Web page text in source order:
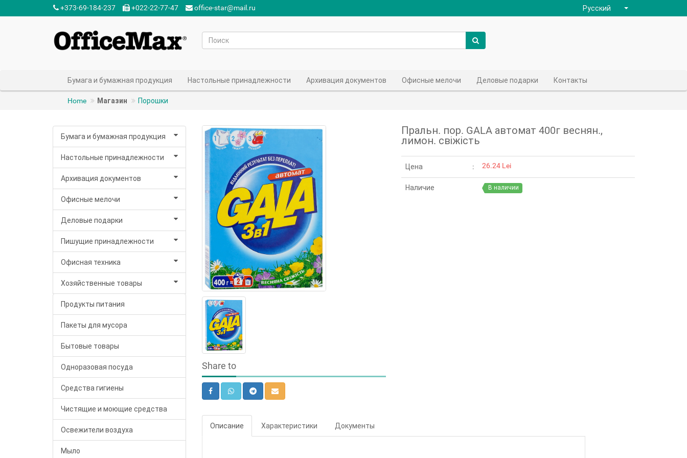
+373-69-184-237‬ +022-22-77-47‬ office-star@mail.ru Русский
Бумага и бумажная продукция Настольные принадлежности Архивация документов Офисные мелочи Деловые подарки Контакты
Home Магазин Порошки
Бумага и бумажная продукция
Настольные принадлежности
Архивация документов
Офисные мелочи
Деловые подарки
Пишущие принадлежности
Офисная техника
Хозяйственные товары
Продукты питания
Пакеты для мусора
Бытовые товары
Одноразовая посуда
Средства гигиены
Чистящие и моющие средства
Освежители воздуха
Мыло
Share to
Пральн. пор. GALA автомат 400г веснян.,
лимон. свіжість
Цена 26.24 Lei
Наличие В наличии
Описание Характеристики Документы